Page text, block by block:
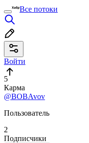
Все потоки
Войти
5
Карма
@BOBAvov
Пользователь
2
Подписчики